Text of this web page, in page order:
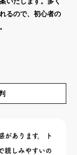
るので、初心者の
があります。 ト
親しみやすいの